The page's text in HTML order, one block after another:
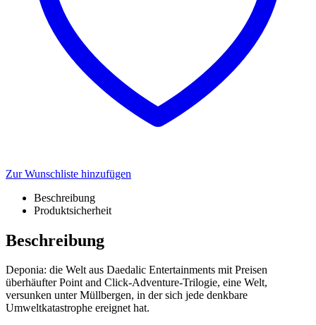
Zur Wunschliste hinzufügen
Beschreibung
Produktsicherheit
Beschreibung
Deponia: die Welt aus Daedalic Entertainments mit Preisen
überhäufter Point and Click-Adventure-Trilogie, eine Welt,
versunken unter Müllbergen, in der sich jede denkbare
Umweltkatastrophe ereignet hat.